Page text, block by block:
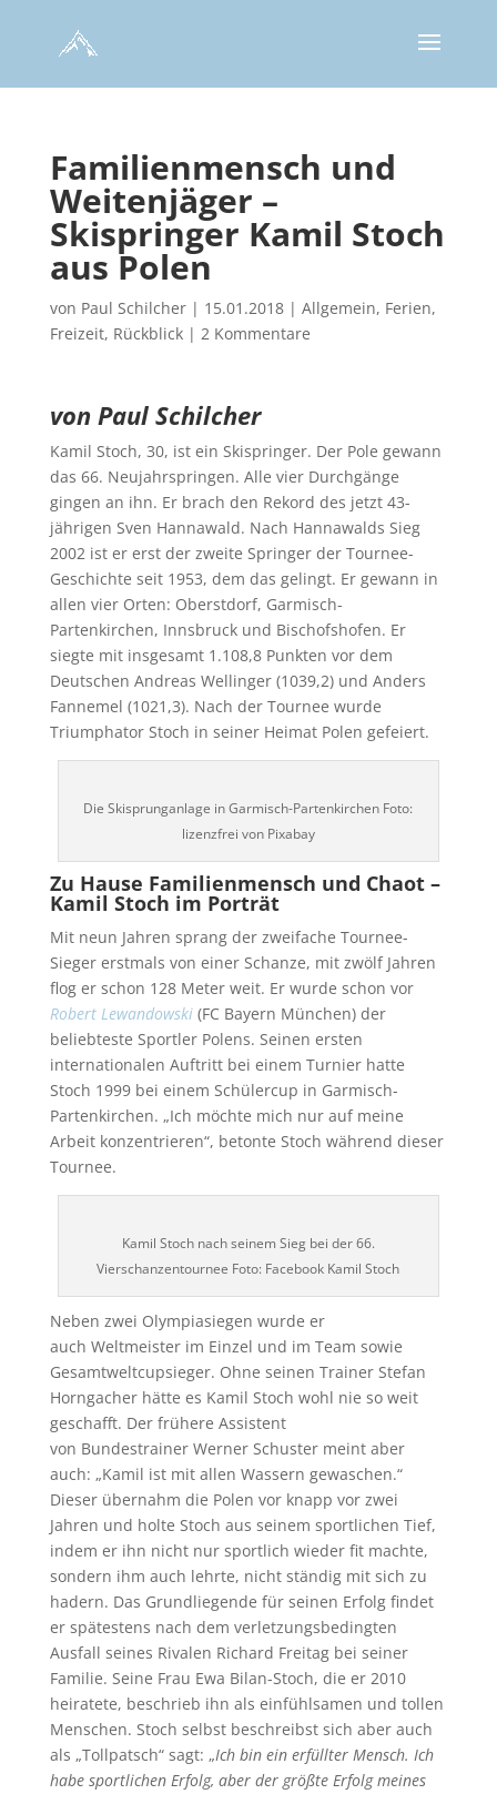
Familienmensch und
Weitenjäger –
Skispringer Kamil Stoch
aus Polen
von Paul Schilcher| 15.01.2018| Allgemein, Ferien,
Freizeit, Rückblick| 2 Kommentare
von Paul Schilcher
Kamil Stoch, 30, ist ein Skispringer. Der Pole gewann
das 66. Neujahrspringen. Alle vier Durchgänge
gingen an ihn. Er brach den Rekord des jetzt 43-
jährigen Sven Hannawald. Nach Hannawalds Sieg
2002 ist er erst der zweite Springer der Tournee-
Geschichte seit 1953, dem das gelingt. Er gewann in
allen vier Orten: Oberstdorf, Garmisch-
Partenkirchen, Innsbruck und Bischofshofen. Er
siegte mit insgesamt 1.108,8 Punkten vor dem
Deutschen Andreas Wellinger (1039,2) und Anders
Fannemel (1021,3). Nach der Tournee wurde
Triumphator Stoch in seiner Heimat Polen gefeiert.
Die Skisprunganlage in Garmisch-Partenkirchen Foto:
lizenzfrei von Pixabay
Zu Hause Familienmensch und Chaot –
Kamil Stoch im Porträt
Mit neun Jahren sprang der zweifache Tournee-
Sieger erstmals von einer Schanze, mit zwölf Jahren
flog er schon 128 Meter weit. Er wurde schon vor
Robert Lewandowski(FC Bayern München) der
beliebteste Sportler Polens. Seinen ersten
internationalen Auftritt bei einem Turnier hatte
Stoch 1999 bei einem Schülercup in Garmisch-
Partenkirchen. „Ich möchte mich nur auf meine
Arbeit konzentrieren“, betonte Stoch während dieser
Tournee.
Kamil Stoch nach seinem Sieg bei der 66.
Vierschanzentournee Foto: Facebook Kamil Stoch
Neben zwei Olympiasiegen wurde er
auch Weltmeister im Einzel und im Team sowie
Gesamtweltcupsieger. Ohne seinen Trainer Stefan
Horngacher hätte es Kamil Stoch wohl nie so weit
geschafft. Der frühere Assistent
von Bundestrainer Werner Schuster meint aber
auch: „Kamil ist mit allen Wassern gewaschen.“
Dieser übernahm die Polen vor knapp vor zwei
Jahren und holte Stoch aus seinem sportlichen Tief,
indem er ihn nicht nur sportlich wieder fit machte,
sondern ihm auch lehrte, nicht ständig mit sich zu
hadern. Das Grundliegende für seinen Erfolg findet
er spätestens nach dem verletzungsbedingten
Ausfall seines Rivalen Richard Freitag bei seiner
Familie. Seine Frau Ewa Bilan-Stoch, die er 2010
heiratete, beschrieb ihn als einfühlsamen und tollen
Menschen. Stoch selbst beschreibst sich aber auch
als „Tollpatsch“ sagt: „Ich bin ein erfüllter Mensch. Ich
habe sportlichen Erfolg, aber der größte Erfolg meines